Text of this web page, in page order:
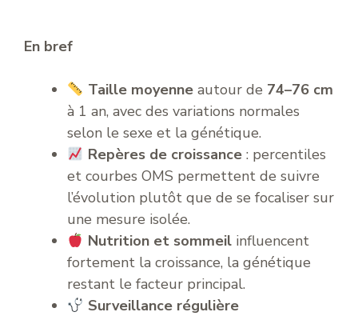
En bref
Taille moyenneautour de 74–76 cm
à 1 an, avec des variations normales
selon le sexe et la génétique.
Repères de croissance: percentiles
et courbes OMS permettent de suivre
l’évolution plutôt que de se focaliser sur
une mesure isolée.
Nutrition et sommeilinfluencent
fortement la croissance, la génétique
restant le facteur principal.
Surveillance régulière